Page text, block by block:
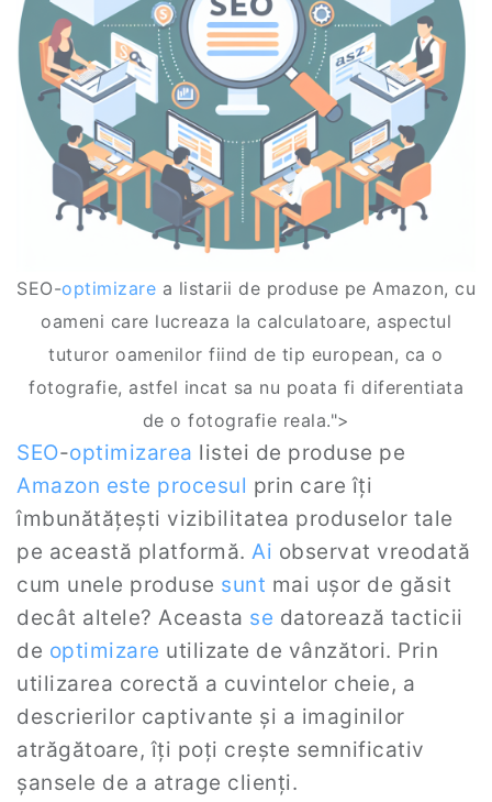
SEO-optimizare a listarii de produse pe Amazon, cu
oameni care lucreaza la calculatoare, aspectul
tuturor oamenilor fiind de tip european, ca o
fotografie, astfel incat sa nu poata fi diferentiata
de o fotografie reala.">
SEO-optimizarea listei de produse pe
Amazon este procesul prin care îți
îmbunătățești vizibilitatea produselor tale
pe această platformă. Ai observat vreodată
cum unele produse sunt mai ușor de găsit
decât altele? Aceasta se datorează tacticii
de optimizare utilizate de vânzători. Prin
utilizarea corectă a cuvintelor cheie, a
descrierilor captivante și a imaginilor
atrăgătoare, îți poți crește semnificativ
șansele de a atrage clienți.